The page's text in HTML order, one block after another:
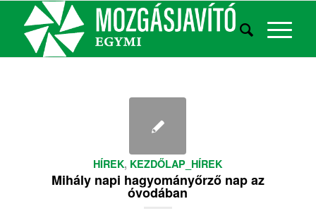
HÍREK, KEZDŐLAP_HÍREK
Mihály napi hagyományőrző nap az
óvodában